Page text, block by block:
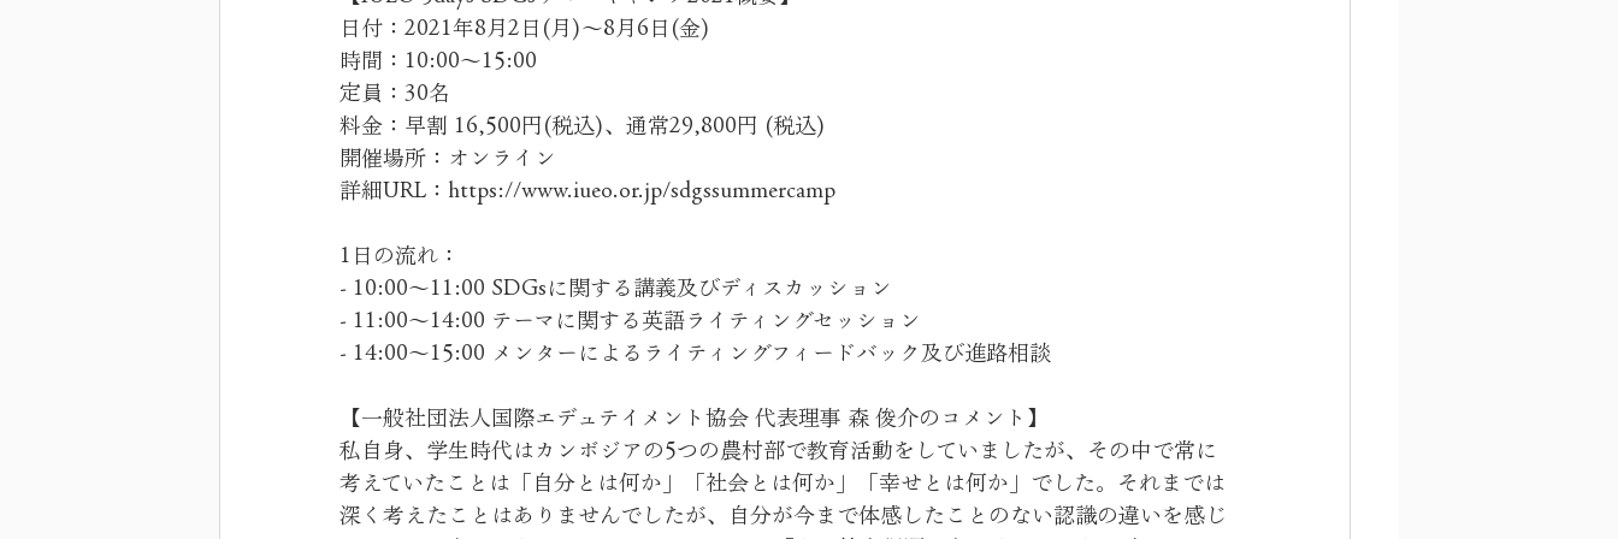
日付：2021年8月2日(月)〜8月6日(金)
時間：10:00〜15:00
定員：30名
料金：早割 16,500円(税込)、通常29,800円 (税込)
開催場所：オンライン
詳細URL：https://www.iueo.or.jp/sdgssummercamp
1日の流れ：
- 10:00〜11:00 SDGsに関する講義及びディスカッション
- 11:00〜14:00 テーマに関する英語ライティングセッション
- 14:00〜15:00 メンターによるライティングフィードバック及び進路相談
【一般社団法人国際エデュテイメント協会 代表理事 森 俊介のコメント】
私自身、学生時代はカンボジアの5つの農村部で教育活動をしていましたが、その中で常に
考えていたことは「自分とは何か」「社会とは何か」「幸せとは何か」でした。それまでは
深く考えたことはありませんでしたが、自分が今まで体感したことのない認識の違いを感じ